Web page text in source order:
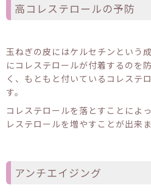
高コレステロールの予防
玉ねぎの皮にはケルセチンという
にコレステロールが付着するのを
く、もともと付いているコレステ
す。
コレステロールを落とすことによ
レステロールを増やすことが出来ま
アンチエイジング